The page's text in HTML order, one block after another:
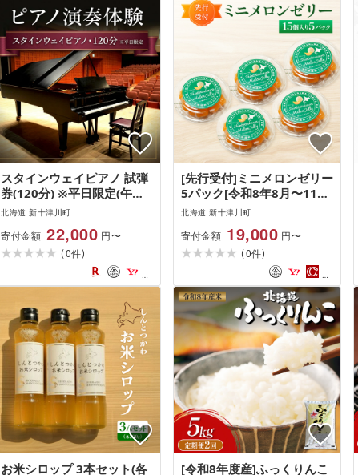
スタインウェイピアノ 試弾
券(120分) ※平日限定(午前9
時〜午後9時)| ゆめりあホ
表会 スピリット・オブ・ス
タインウェイ 使用期限6か
月 北海道 新十津川町 [新十
津川町]
北海道 新十津川町
寄付金額 22,000 円〜
(0件)
[先行受付]ミニメロンゼリー
5パック[令和8年8月〜11月
発送]
北海道 新十津川町
寄付金額 19,000 円〜
(0件)
お米シロップ 3本セット(各 [令和8年度産]ふっくりんこ